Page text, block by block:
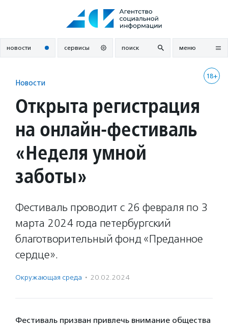
новости сервисы поиск меню
18+
Новости
Открыта регистрация
на онлайн-фестиваль
«Неделя умной
заботы»
Фестиваль проводит с 26 февраля по 3
марта 2024 года петербургский
благотворительный фонд «Преданное
сердце».
Окружающая среда · 20.02.2024
Фестиваль призван привлечь внимание общества